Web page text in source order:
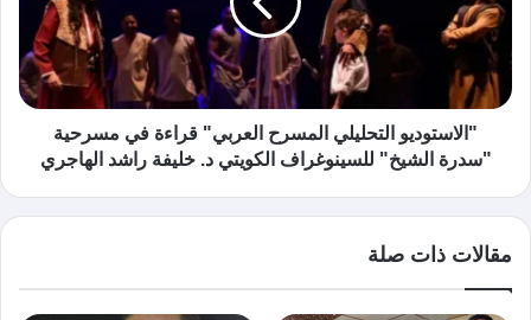
"الاستوديو التحليلي المسرح العربي" قراءة في مسرحية
"سدرة الشيخ" للسينوغراف الكويتي د. خليفة راشد الهاجري
مقالات ذات صلة